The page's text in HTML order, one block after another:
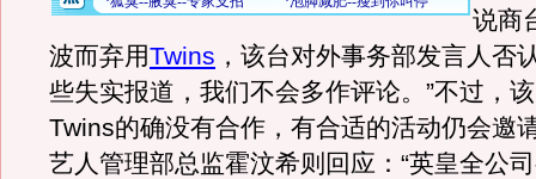
说商
波而弃用Twins ，该台对外事务部发言人否
些失实报道，我们不会多作评论。”不过，
Twins的确没有合作，有合适的活动仍会邀
艺人管理部总监霍汶希则回应：“英皇全公